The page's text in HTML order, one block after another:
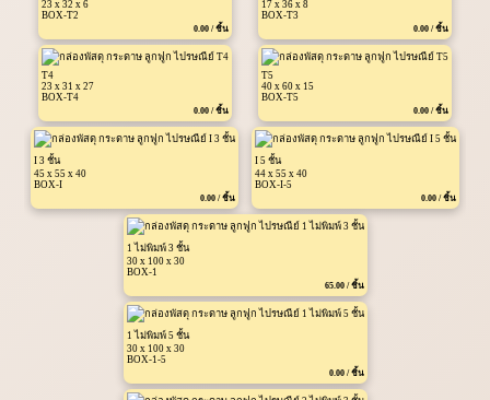
23 x 32 x 6
BOX-T2
0.00 / ชิ้น
17 x 36 x 8
BOX-T3
0.00 / ชิ้น
T4
23 x 31 x 27
BOX-T4
0.00 / ชิ้น
T5
40 x 60 x 15
BOX-T5
0.00 / ชิ้น
I 3 ชั้น
45 x 55 x 40
BOX-I
0.00 / ชิ้น
I 5 ชั้น
44 x 55 x 40
BOX-I-5
0.00 / ชิ้น
1 ไม่พิมพ์ 3 ชั้น
30 x 100 x 30
BOX-1
65.00 / ชิ้น
1 ไม่พิมพ์ 5 ชั้น
30 x 100 x 30
BOX-1-5
0.00 / ชิ้น